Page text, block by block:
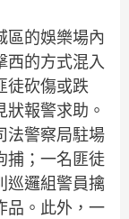
區的娛樂場內
西的方式混入
徒砍傷或跌
報警求助。
法警察局駐場
捕；一名匪徒
巡邏組警員擒
品。此外，一